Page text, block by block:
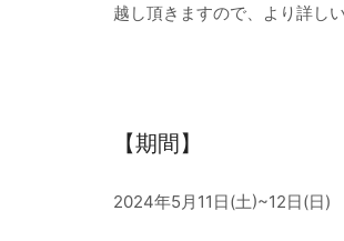
越し頂きますので、より詳し
【期間】
2024年5月11日(土)~12日(日)